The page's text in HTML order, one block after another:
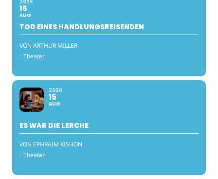
2026
15
AUG
TOD EINES HANDLUNGSREISENDEN
VON ARTHUR MILLER
: Theater
2026
15
AUG
ES WAR DIE LERCHE
VON EPHRAIM KISHON
: Theater